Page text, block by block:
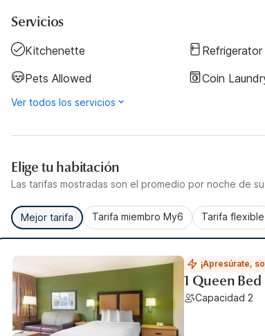
Servicios
Kitchenette Refrigerator
Pets Allowed
Coin
Ver todos los servicios
Elige tu habitación
Las tarifas mostradas son el promedio por noche de
Mejor tarifa Tarifa miembro My6 Tarifa flexible
¡Apresúrate,
1 Queen
Capacidad 2